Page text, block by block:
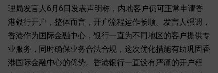
理局发言人6月6日发表声明称，内地客户仍可正常申请香
港银行开户，整体而言，开户流程运作畅顺。发言人强调，
香港作为国际金融中心，银行一直为不同地区的客户提供专
业服务，同时确保业务合法合规，这次优化措施有助巩固香
港国际金融中心的优势。香港银行一直设有严谨的开户程